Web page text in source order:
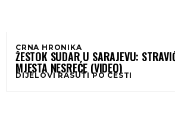
CRNA HRONIKA
ŽESTOK SUDAR U SARAJEVU:
MJESTA NESREĆE (VIDEO)
DIJELOVI RASUTI PO CESTI